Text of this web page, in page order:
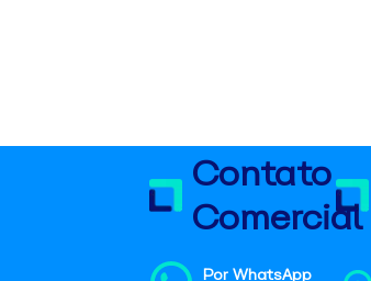
Contato
Comercial
Por WhatsApp